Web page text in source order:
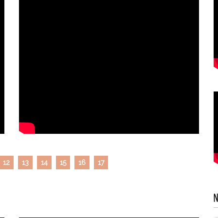
12 13 14 15 16 17